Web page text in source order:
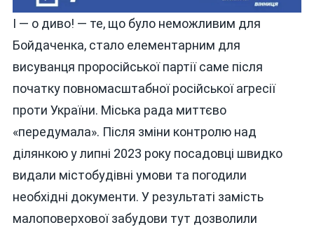
І — о диво! — те, що було неможливим для
Бойдаченка, стало елементарним для
висуванця проросійської партії саме після
початку повномасштабної російської агресії
проти України. Міська рада миттєво
«передумала». Після зміни контролю над
ділянкою у липні 2023 року посадовці швидко
видали містобудівні умови та погодили
необхідні документи. У результаті замість
малоповерхової забудови тут дозволили